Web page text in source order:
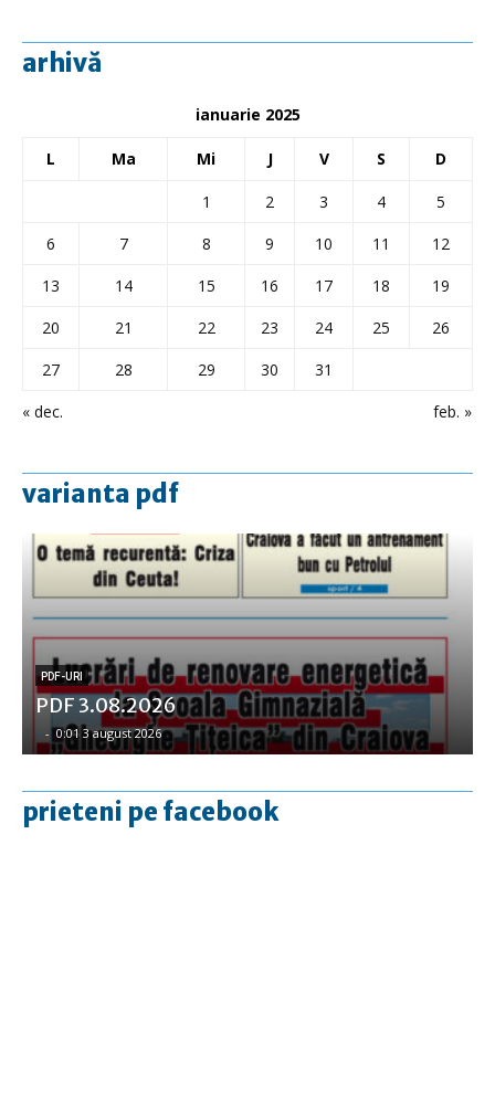
arhivă
ianuarie 2025
L Ma Mi J V S D
« dec. feb. »
1 2 3 4
5
6
7 8 9 10 11
12
13
14 15 16 17 18
19
20
21 22 23 24 25
26
27
28 29 30 31
varianta pdf
PDF-URI
PDF 3.08.2026
- - 0:01 3 august 2026
prieteni pe facebook